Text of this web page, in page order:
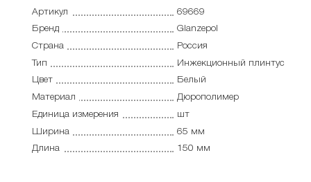
Артикул
69669
Бренд
Glanzepol
Страна
Россия
Тип
Инжекционный плинтус
Цвет
Белый
Материал
Дюрополимер
Единица измерения
шт
Ширина
65 мм
Длина
150 мм